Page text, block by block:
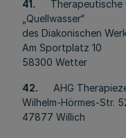
41.
Therapeutische
„Quellwasser“
des Diakonischen
Am Sportplatz 10
58300 Wetter
42.
AHG
Wilhelm-Hörmes-Str.
47877 Willich